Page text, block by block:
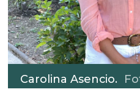
Carolina Asencio.